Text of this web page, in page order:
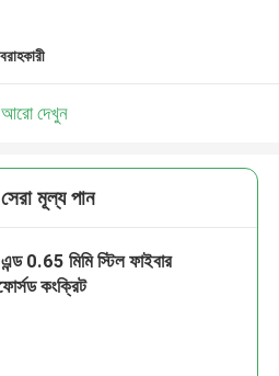
আরো দেখুন
মূল্য পান
এন্ড 0.65 মিমি স্টিল ফাইবার
কংক্রিট